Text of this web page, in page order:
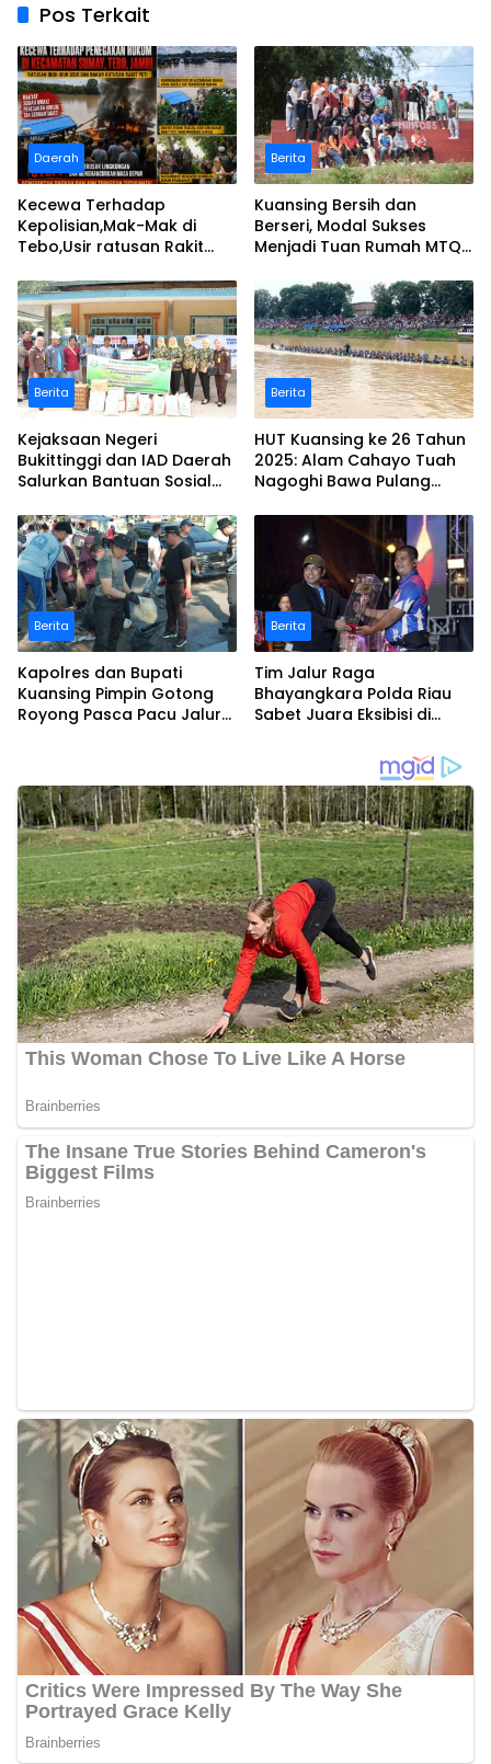
Pos Terkait
Daerah
Kecewa Terhadap
Kepolisian,Mak-Mak di
Tebo,Usir ratusan Rakit
Berita
Kuansing Bersih dan
Berseri, Modal Sukses
Menjadi Tuan Rumah MTQ
Berita
Kejaksaan Negeri
Bukittinggi dan IAD Daerah
Salurkan Bantuan Sosial
Longsor
Berita
HUT Kuansing ke 26 Tahun
2025: Alam Cahayo Tuah
Nagoghi Bawa Pulang
Berita
Kapolres dan Bupati
Kuansing Pimpin Gotong
Royong Pasca Pacu Jalur
Berita
Tim Jalur Raga
Bhayangkara Polda Riau
Sabet Juara Eksibisi di